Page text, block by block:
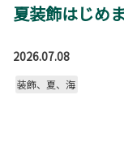
夏装飾はじめ
2026.07.08
装飾、夏、海